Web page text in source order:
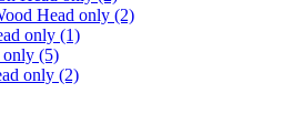
Head only (2)
only (1)
only (5)
only (2)